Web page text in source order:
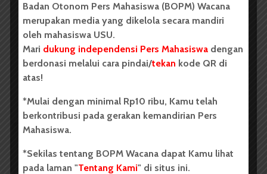
USU Torehkan Prestasi di
PEKSIMIDA 2026
Dark Mode | Moda Gelap
Oleh: Syarifah Sarah Nurjiha USU, wacana.org –...
Redaksi 2 menit waktu baca
BERITA KAMPUS
Badan Otonom Pers Mahasiswa (BOPM) Wacana
merupakan media yang dikelola secara mandiri
oleh mahasiswa USU.
Mari dukung independensi Pers Mahasiswa dengan
berdonasi melalui cara pindai/tekan kode QR di
atas!
*Mulai dengan minimal Rp10 ribu, Kamu telah
berkontribusi pada gerakan kemandirian Pers
Mahasiswa.
*Sekilas tentang BOPM Wacana dapat Kamu lihat
pada laman "Tentang Kami" di situs ini.